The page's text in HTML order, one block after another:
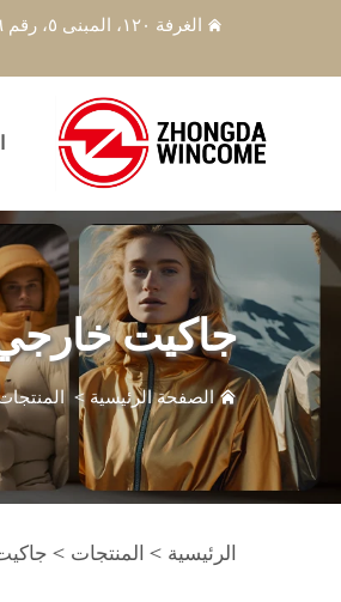
الغرفة ١٢٠، المبنى ٥، رقم ٦٠٦ طريق تشيو يي، شارع تشانغ هي، منطقة بينج جيانغ، مدينة هانغتشو
جاكيت
الصفحة الرئيسية>
الرئيسية > المنتجات >